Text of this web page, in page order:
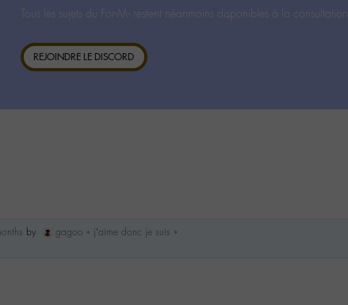
Tous les sujets du For-M- restent néanmoins disponibles à la consultation
REJOINDRE LE DISCORD
by
gagoo « j’aime donc je suis »